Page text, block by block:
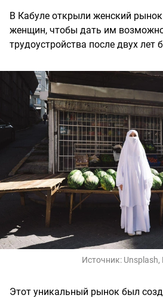
В Кабуле открыли женский
женщин, чтобы дать им
трудоустройства после двух лет
Источник: Unsplash,
Этот уникальный рынок был